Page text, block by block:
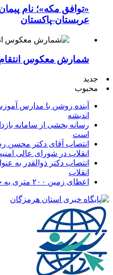
«توافق مکه»؛ نام
عربستان-پاکستان
شمارش معکوس
جدید
محبوب
آینده روشن با مدارس
اندیشه
رسانه بخشی از سامانه
است
انتصاب آقای دکتر محسن
انقلاب در شورای عالی
انتصاب دکتر ذوالقدر به
انقلاب
اعطای زمین ۲۰۰ متری به خانواده‌های دارای ۳ فرزند و بیش